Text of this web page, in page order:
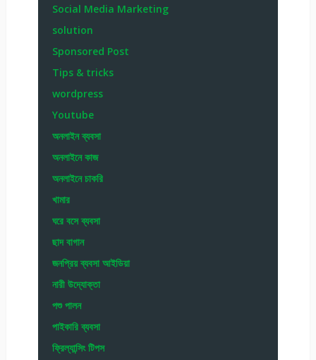
Social Media Marketing
solution
Sponsored Post
Tips & tricks
wordpress
Youtube
অনলাইন ব্যবসা
অনলাইনে কাজ
অনলাইনে চাকরি
খামার
ঘরে বসে ব্যবসা
ছাদ বাগান
জনপ্রিয় ব্যবসা আইডিয়া
নারী উদ্যোক্তা
পশু পালন
পাইকারি ব্যবসা
ফ্রিল্যান্সিং টিপস